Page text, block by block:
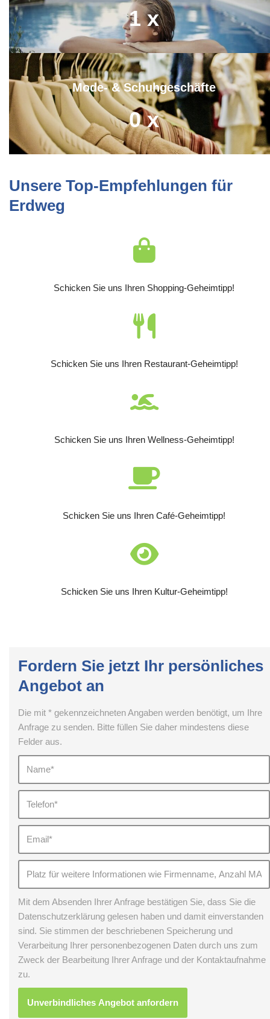
1 x
Mode- & Schuhgeschäfte
0 x
Unsere Top-Empfehlungen für
Erdweg
Schicken Sie uns Ihren Shopping-Geheimtipp!
Schicken Sie uns Ihren Restaurant-Geheimtipp!
Schicken Sie uns Ihren Wellness-Geheimtipp!
Schicken Sie uns Ihren Café-Geheimtipp!
Schicken Sie uns Ihren Kultur-Geheimtipp!
Fordern Sie jetzt Ihr persönliches
Angebot an
Die mit * gekennzeichneten Angaben werden benötigt, um Ihre
Anfrage zu senden. Bitte füllen Sie daher mindestens diese
Felder aus.
Mit dem Absenden Ihrer Anfrage bestätigen Sie, dass Sie die
Datenschutzerklärung gelesen haben und damit einverstanden
sind. Sie stimmen der beschriebenen Speicherung und
Verarbeitung Ihrer personenbezogenen Daten durch uns zum
Zweck der Bearbeitung Ihrer Anfrage und der Kontaktaufnahme
zu.